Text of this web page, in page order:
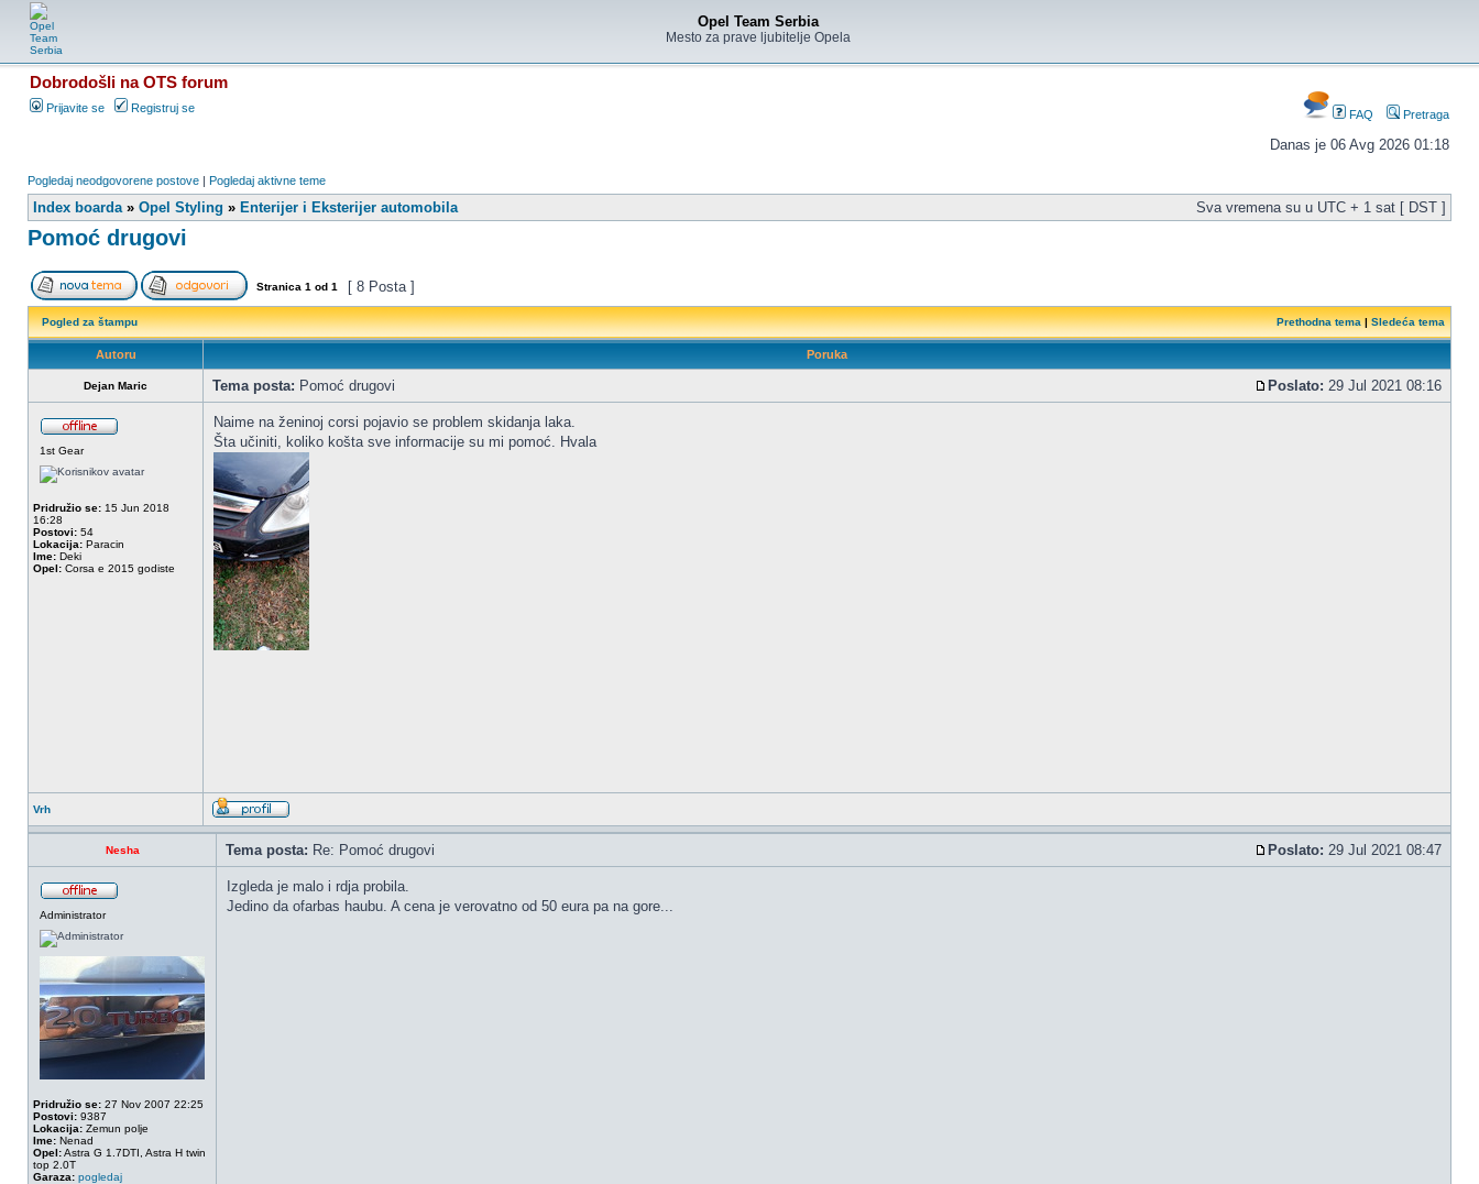
Opel Team Serbia
Mesto za prave ljubitelje Opela
Dobrodošli na OTS forum
Prijavite se Registruj se FAQ Pretraga
Danas je 06 Avg 2026 01:18
Pogledaj neodgovorene postove | Pogledaj aktivne teme
Index boarda» Opel Styling » Enterijer i Eksterijer automobila Sva vremena su u UTC + 1 sat [ DST ]
Pomoć drugovi
Stranica 1 od 1 [ 8 Posta ]
Pogled za štampu Prethodna tema|Sledeća tema
Autoru Poruka
Dejan Maric Tema posta: Pomoć drugovi Poslato: 29 Jul 2021 08:16
1st Gear
Pridružio se: 15 Jun 2018
16:28
Postovi: 54
Lokacija: Paracin
Ime: Deki
Opel: Corsa e 2015 godiste
Naime na ženinoj corsi pojavio se problem skidanja laka.
Šta učiniti, koliko košta sve informacije su mi pomoć. Hvala
Vrh
Nesha Tema posta: Re: Pomoć drugovi Poslato: 29 Jul 2021 08:47
Administrator
Pridružio se: 27 Nov 2007 22:25
Postovi: 9387
Lokacija: Zemun polje
Ime: Nenad
Opel:Astra G 1.7DTI, Astra H twin
top 2.0T
Garaza: pogledaj
Izgleda je malo i rdja probila.
Jedino da ofarbas haubu. A cena je verovatno od 50 eura pa na gore...